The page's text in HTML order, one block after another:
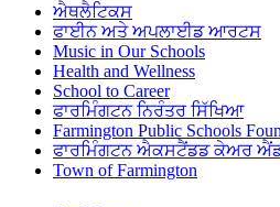
ਐਥਲੈਟਿਕਸ
ਫਾਈਨ ਅਤੇ ਅਪਲਾਈਡ ਆਰਟਸ
Music in Our Schools
Health and Wellness
School to Career
ਫਾਰਮਿੰਗਟਨ ਨਿਰੰਤਰ ਸਿੱਖਿਆ
Farmington Public Schools
ਫਾਰਮਿੰਗਟਨ ਐਕਸਟੈਂਡਡ ਕੇਅਰ ਐਂਡ
Town of Farmington